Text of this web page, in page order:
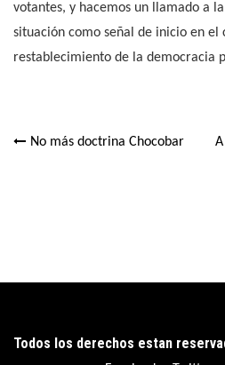
votantes, y hacemos un llamado a
situación como señal de inicio en
restablecimiento de la democracia
No más doctrina Chocobar
Todos los derechos estan